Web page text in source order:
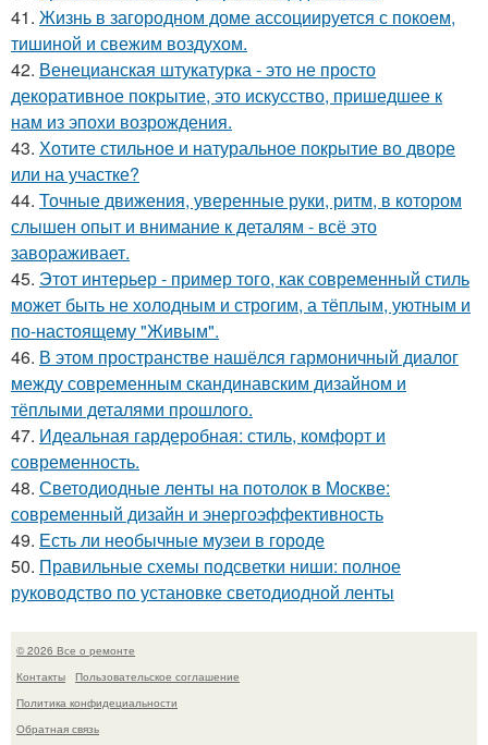
41. Жизнь в загородном доме ассоциируется с покоем,
тишиной и свежим воздухом.
42. Венецианская штукатурка - это не просто
декоративное покрытие, это искусство, пришедшее к
нам из эпохи возрождения.
43. Хотите стильное и натуральное покрытие во дворе
или на участке?
44. Точные движения, уверенные руки, ритм, в котором
слышен опыт и внимание к деталям - всё это
завораживает.
45. Этот интерьер - пример того, как современный стиль
может быть не холодным и строгим, а тёплым, уютным и
по-настоящему "Живым".
46. В этом пространстве нашёлся гармоничный диалог
между современным скандинавским дизайном и
тёплыми деталями прошлого.
47. Идеальная гардеробная: стиль, комфорт и
современность.
48. Светодиодные ленты на потолок в Москве:
современный дизайн и энергоэффективность
49. Есть ли необычные музеи в городе
50. Правильные схемы подсветки ниши: полное
руководство по установке светодиодной ленты
© 2026 Все о ремонте
Контакты
Пользовательское соглашение
Политика конфидециальности
Обратная связь